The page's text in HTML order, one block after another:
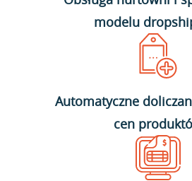
modelu
Automatyczne
cen